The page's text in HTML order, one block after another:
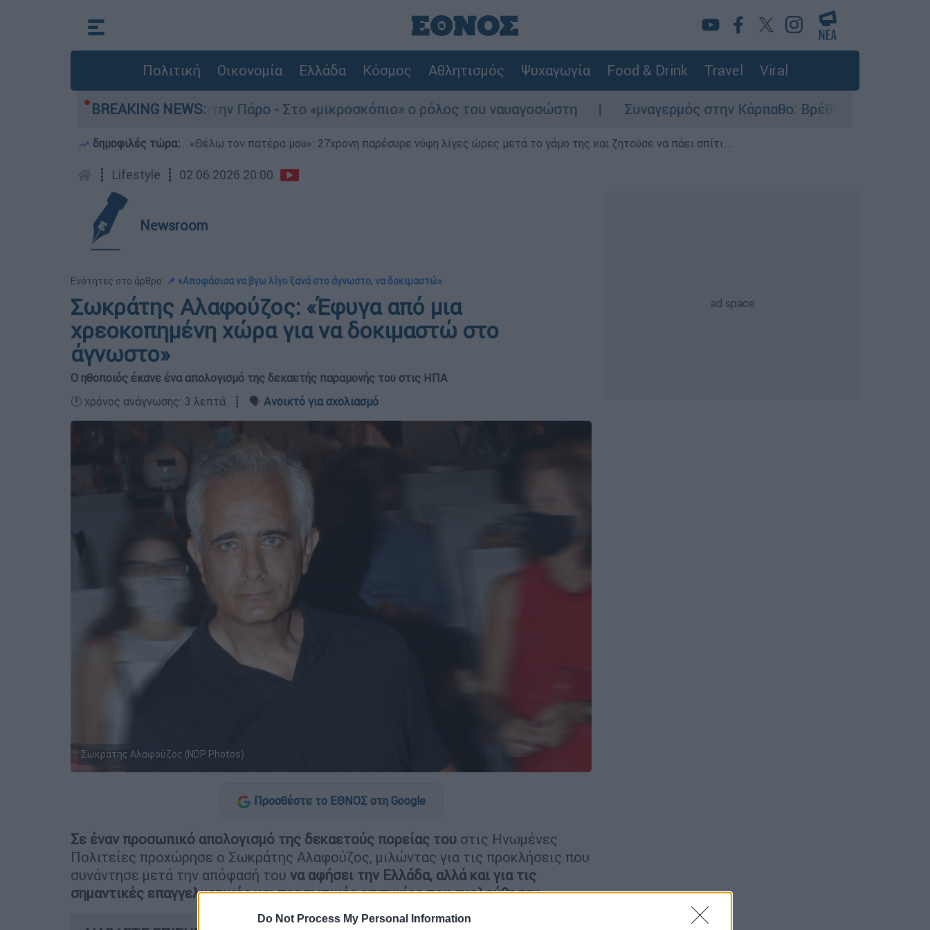
Do Not Process My Personal Information
Πολιτική Οικονομία Ελλάδα Κόσμος Αθλητισμός Ψυχαγωγία Food & Drink Travel Viral
BREAKING NEWS:
του 4χρονου στην Πάρο - Στο «μικροσκόπιο» ο ρόλος του ναυαγοσώστη Συναγερμός στην Κάρπαθο: Βρέθηκαν παλιά πυρομαχικά
δημοφιλές τώρα: «Θέλω τον πατέρα μου»: 27χρονη παρέσυρε νύφη λίγες ώρες μετά το γάμο της και ζητούσε να πάει σπίτι...
┋ Lifestyle ┋ 02.06.2026 20:00
Newsroom
Ενότητες στο άρθρο: 📌 «Αποφάσισα να βγω λίγο ξανά στο άγνωστο, να δοκιμαστώ»
Σωκράτης Αλαφούζος: «Έφυγα από μια
χρεοκοπημένη χώρα για να δοκιμαστώ στο
άγνωστο»
Ο ηθοποιός έκανε ένα απολογισμό της δεκαετής παραμονής του στις ΗΠΑ
🕛 χρόνος ανάγνωσης: 3 λεπτά ┋ 🗣️ Ανοικτό για σχολιασμό
Σωκράτης Αλαφούζος (NDP Photos)
Προσθέστε το ΕΘΝΟΣ στη Google
Σε έναν προσωπικό απολογισμό της δεκαετούς πορείας του στις Ηνωμένες
Πολιτείες προχώρησε ο Σωκράτης Αλαφούζος, μιλώντας για τις προκλήσεις που
συνάντησε μετά την απόφασή του να αφήσει την Ελλάδα, αλλά και για τις
σημαντικές επαγγελματικές και προσωπικές επιτυχίες που ακολούθησαν.